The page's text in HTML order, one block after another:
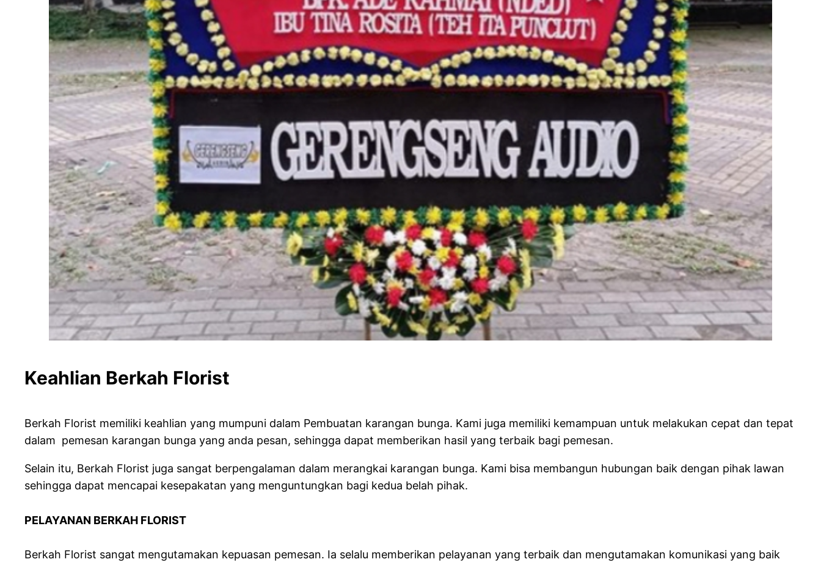
Keahlian Berkah Florist
Berkah Florist memiliki keahlian yang mumpuni dalam Pembuatan karangan bunga. Kami juga memiliki kemampuan untuk melakukan cepat dan tepat
dalam pemesan karangan bunga yang anda pesan, sehingga dapat memberikan hasil yang terbaik bagi pemesan.
Selain itu, Berkah Florist juga sangat berpengalaman dalam merangkai karangan bunga. Kami bisa membangun hubungan baik dengan pihak lawan
sehingga dapat mencapai kesepakatan yang menguntungkan bagi kedua belah pihak.
PELAYANAN BERKAH FLORIST
Berkah Florist sangat mengutamakan kepuasan pemesan. Ia selalu memberikan pelayanan yang terbaik dan mengutamakan komunikasi yang baik